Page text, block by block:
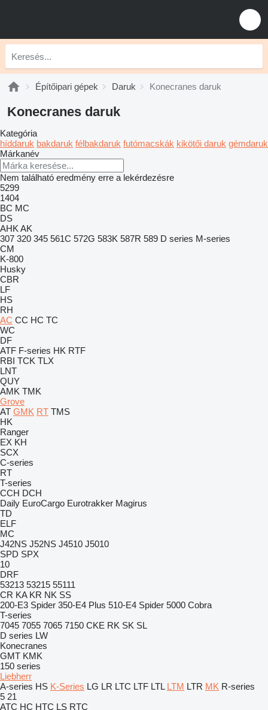
Építőipari gépek Daruk Konecranes daruk
Konecranes daruk
Kategória
híddaruk bakdaruk félbakdaruk futómacskák kikötői daruk gémdaruk
Márkanév
Nem található eredmény erre a lekérdezésre
5299
1404
BC MC
DS
AHK AK
307 320 345 561C 572G 583K 587R 589 D series M-series
CM
K-800
Husky
CBR
LF
HS
RH
AC CC HC TC
WC
DF
ATF F-series HK RTF
RBI TCK TLX
LNT
QUY
AMK TMK
Grove
AT GMK RT TMS
HK
Ranger
EX KH
SCX
C-series
RT
T-series
CCH DCH
Daily EuroCargo Eurotrakker Magirus
TD
ELF
MC
J42NS J52NS J4510 J5010
SPD SPX
10
DRF
53213 53215 55111
CR KA KR NK SS
200-E3 Spider 350-E4 Plus 510-E4 Spider 5000 Cobra
T-series
7045 7055 7065 7150 CKE RK SK SL
D series LW
Konecranes
GMT KMK
150 series
Liebherr
A-series HS K-Series LG LR LTC LTF LTL LTM LTR MK R-series
5 21
ATC HC HTC LS RTC